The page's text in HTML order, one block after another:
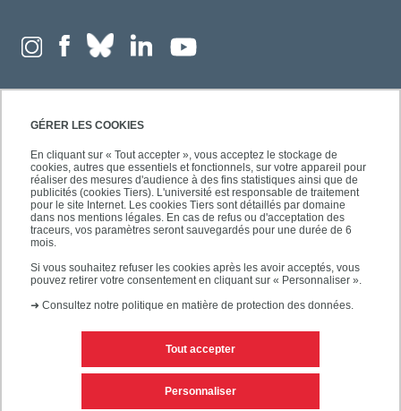
GÉRER LES COOKIES
En cliquant sur « Tout accepter », vous acceptez le stockage de
cookies, autres que essentiels et fonctionnels, sur votre appareil pour
réaliser des mesures d'audience à des fins statistiques ainsi que de
publicités (cookies Tiers). L'université est responsable de traitement
pour le site Internet. Les cookies Tiers sont détaillés par domaine
dans nos mentions légales. En cas de refus ou d'acceptation des
traceurs, vos paramètres seront sauvegardés pour une durée de 6
mois.
Si vous souhaitez refuser les cookies après les avoir acceptés, vous
pouvez retirer votre consentement en cliquant sur « Personnaliser ».
➜ Consultez notre politique en matière de protection des données.
Tout accepter
Personnaliser
Mentions légales